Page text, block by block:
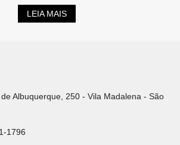
LEIA MAIS
Albuquerque, 250 - Vila Madalena - São
1796